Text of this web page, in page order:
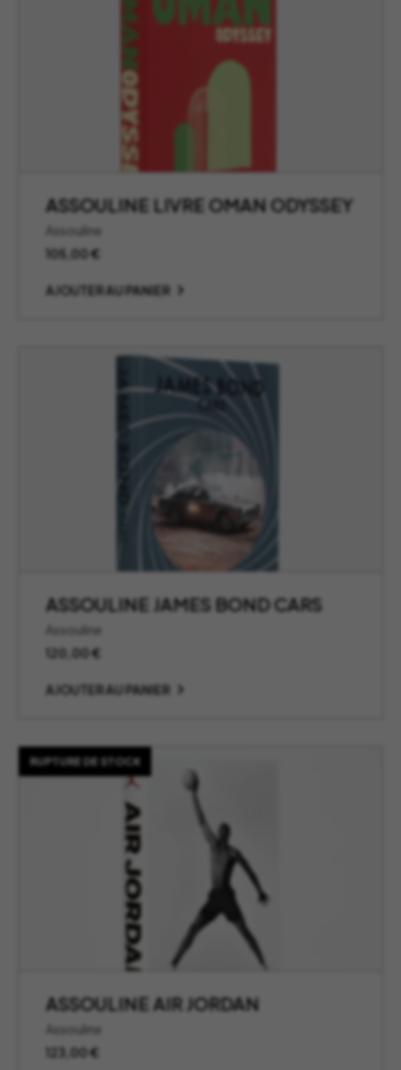
ASSOULINE LIVRE OMAN ODYSSEY
Assouline
105,00€
AJOUTER AU PANIER
ASSOULINE JAMES BOND CARS
Assouline
120,00€
AJOUTER AU PANIER
RUPTURE DE STOCK
ASSOULINE AIR JORDAN
Assouline
123,00€